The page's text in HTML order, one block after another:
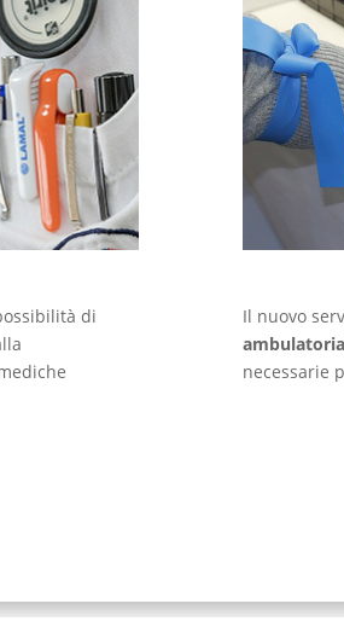
di
Il nuovo
necessarie